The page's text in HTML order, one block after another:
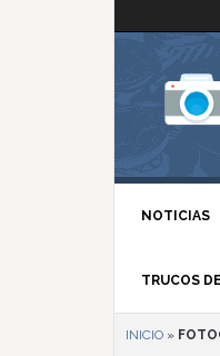
NOTICIAS
TRUCOS
INICIO »